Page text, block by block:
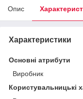
Опис
Характеристики
Основні атрибути
Виробник
Користувальницькі